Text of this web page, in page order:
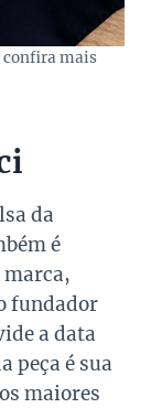
confira mais
da
é
fundador
a data
peça é sua
maiores